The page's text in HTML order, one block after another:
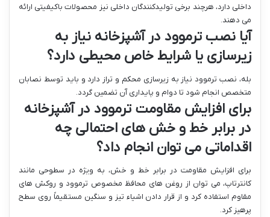
داخلی دارد، هرچند برخی تولیدکنندگان داخلی نیز محصولات باکیفیتی ارائه
می دهند.
آیا نصب ترموود در آشپزخانه نیاز به
زیرسازی یا شرایط خاص محیطی دارد؟
بله، نصب ترموود نیاز به زیرسازی محکم و تراز دارد و باید توسط نصابان
متخصص انجام شود تا دوام و پایداری آن تضمین گردد.
برای افزایش مقاومت ترموود در آشپزخانه
در برابر خط و خش های احتمالی چه
اقداماتی می توان انجام داد؟
برای افزایش مقاومت در برابر خط و خش، به ویژه در سطوحی مانند
کانترتاپ، می توان از روغن های محافظ مخصوص ترموود و روکش های
مقاوم استفاده کرد و از قرار دادن اشیاء تیز و سنگین مستقیماً روی سطح
پرهیز کرد.